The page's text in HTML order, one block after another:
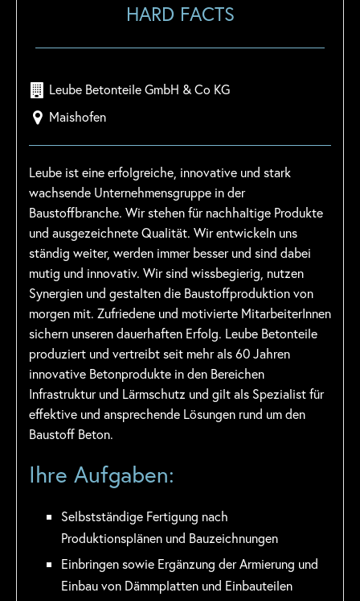
HARD FACTS
Leube Betonteile GmbH & Co KG
Maishofen
Leube ist eine erfolgreiche, innovative und stark
wachsende Unternehmensgruppe in der
Baustoffbranche. Wir stehen für nachhaltige Produkte
und ausgezeichnete Qualität. Wir entwickeln uns
ständig weiter, werden immer besser und sind dabei
mutig und innovativ. Wir sind wissbegierig, nutzen
Synergien und gestalten die Baustoffproduktion von
morgen mit. Zufriedene und motivierte MitarbeiterInnen
sichern unseren dauerhaften Erfolg. Leube Betonteile
produziert und vertreibt seit mehr als 60 Jahren
innovative Betonprodukte in den Bereichen
Infrastruktur und Lärmschutz und gilt als Spezialist für
effektive und ansprechende Lösungen rund um den
Baustoff Beton.
Ihre Aufgaben:
Selbstständige Fertigung nach
Produktionsplänen und Bauzeichnungen
Einbringen sowie Ergänzung der Armierung und
Einbau von Dämmplatten und Einbauteilen